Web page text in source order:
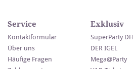
Service
Kontaktformular
Über uns
Häufige Fragen
Exklusiv
SuperParty
DER IGEL
Mega@Party